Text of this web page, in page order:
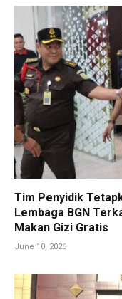
Tim Penyidik
Lembaga BGN
Makan Gizi Gratis
June 10, 2026